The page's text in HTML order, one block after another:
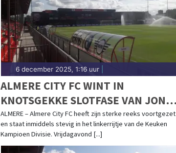
6 december 2025, 1:16 uur|
ALMERE CITY FC WINT IN
KNOTSGEKKE SLOTFASE VAN JONG
AJAX
ALMERE – Almere City FC heeft zijn sterke reeks voortgezet
en staat inmiddels stevig in het linkerrijtje van de Keuken
Kampioen Divisie. Vrijdagavond [...]